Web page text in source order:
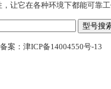
让它在各种环境下都能可靠
案：津ICP备14004550号-13